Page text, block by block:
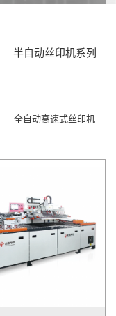
半自动丝印机系列
全自动高速式丝印机